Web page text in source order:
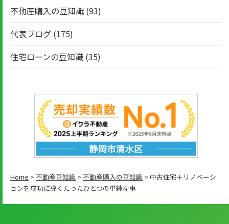
不動産購入の豆知識 (93)
代表ブログ (175)
住宅ローンの豆知識 (35)
Home > 不動産豆知識 > 不動産購入の豆知識 > 中古住宅＋リノベーシ
ョンを成功に導くたったひとつの単純な事